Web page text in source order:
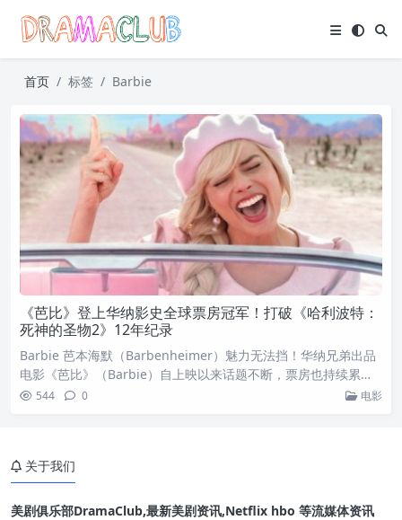
首页 标签 Barbie
《芭比》登上华纳影史全球票房冠军！打破《哈利波特：
死神的圣物2》12年纪录
Barbie 芭本海默（Barbenheimer）魅力无法挡！华纳兄弟出品
电影《芭比》（Barbie）自上映以来话题不断，票房也持续累积
中。在日前上映第六个週末（8 月 25 至 27 日）全球累积票房来
544 0 电影
关于我们
美剧俱乐部DramaClub,最新美剧资讯,Netflix hbo 等流媒体资讯